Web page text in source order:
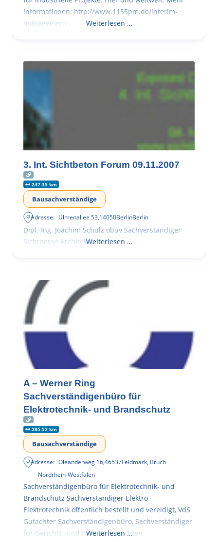
Informationen: http://www.1155pm.de/interim-
management
Weiterlesen …
3. Int. Sichtbeton Forum 09.11.2007
247.35 km
Bausachverständige
Adresse: Ulmenallee 53,14050BerlinBerlin
Dipl.-Ing. Joachim Schulz öbuv Sachverständiger
Sichtbeton Architekturbeton
Weiterlesen …
A – Werner Ring
Sachverständigenbüro für
Elektrotechnik- und Brandschutz
285.52 km
Bausachverständige
Adresse: Oleanderweg 16,46537Feldmark, Bruch
Nordrhein-Westfalen
Sachverständigenbüro für Elektrotechnik- und
Brandschutz Sachverständiger Elektro
Elektrotechnik öffentlich bestellt und vereidigt, VdS
Gutachter Sachverständigenbüro, Sachverständiger
für Gerichts- und Kammergutachten,
Weiterlesen …